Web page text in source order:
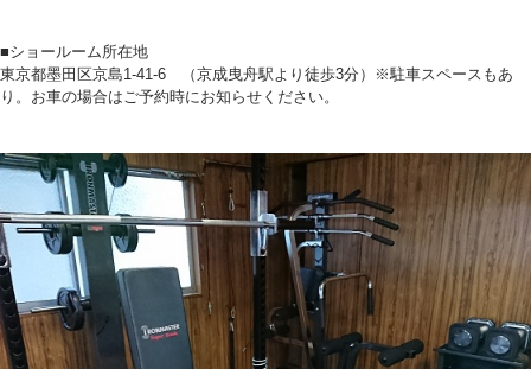
■ショールーム所在地
東京都墨田区京島1-41-6 （京成曳舟駅より徒歩3分）※駐車スペースもあ
り。お車の場合はご予約時にお知らせください。